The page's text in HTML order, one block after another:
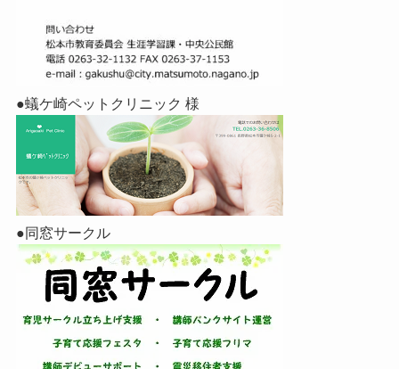
●蟻ケ崎ペットクリニック 様
●同窓サークル